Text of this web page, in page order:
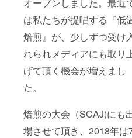
は私たちが提唱する『低
焙煎』が、少しずつ受け
れられメディアにも取り
げて頂く機会が増えまし
た。
焙煎の大会（SCAJ)にも
場させて頂き、2018年は